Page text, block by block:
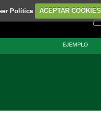
Política ACEPTAR COOKIES
EJEMPLO